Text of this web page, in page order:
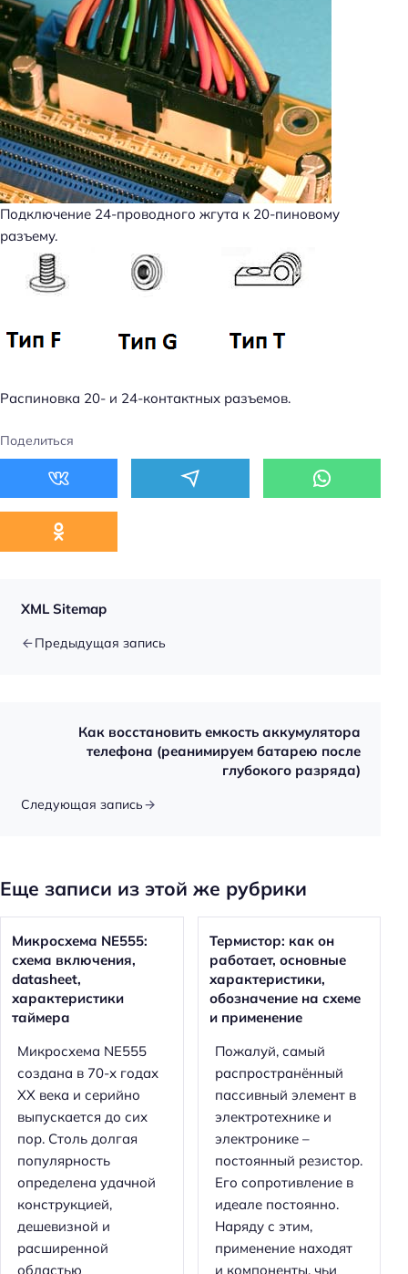
Подключение 24-проводного жгута к 20-пиновому
разъему.
Распиновка 20- и 24-контактных разъемов.
Поделиться
XML Sitemap
Предыдущая запись
Как восстановить емкость аккумулятора
телефона (реанимируем батарею после
глубокого разряда)
Следующая запись
Еще записи из этой же рубрики
Микросхема NE555:
схема включения,
datasheet,
характеристики
таймера
Микросхема NE555
создана в 70-х годах
XX века и серийно
выпускается до сих
пор. Столь долгая
популярность
определена удачной
конструкцией,
дешевизной и
расширенной
областью
Термистор: как он
работает, основные
характеристики,
обозначение на схеме
и применение
Пожалуй, самый
распространённый
пассивный элемент в
электротехнике и
электронике –
постоянный резистор.
Его сопротивление в
идеале постоянно.
Наряду с этим,
применение находят
и компоненты, чьи